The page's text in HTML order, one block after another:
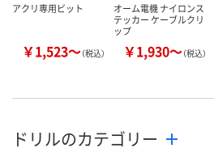
アクリ専用ビット
￥1,523～（税込）
オーム電機 ナイロンス
テッカー ケーブルクリ
ップ
￥1,930～（税込）
ドリルのカテゴリー